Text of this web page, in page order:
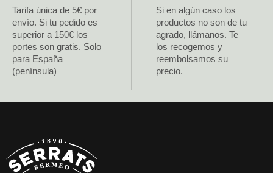
Tarifa única de 5€ por
envío. Si tu pedido es
superior a 150€ los
portes son gratis. Solo
para España
(península)
Si en algún caso los
productos no son de tu
agrado, llámanos. Te
los recogemos y
reembolsamos su
precio.